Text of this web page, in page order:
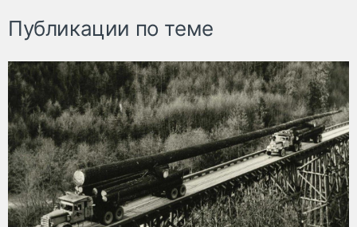
Публикации по теме